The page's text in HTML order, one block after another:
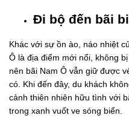
Đi bộ đến bãi
Khác với sự ồn ào, náo nhiệt
Ô là địa điểm mới nổi, không
nên bãi Nam Ô vẫn giữ được
có. Khi đến đây, du khách
cảnh thiên nhiên hữu tình với
trong xanh vuốt ve sóng biển.